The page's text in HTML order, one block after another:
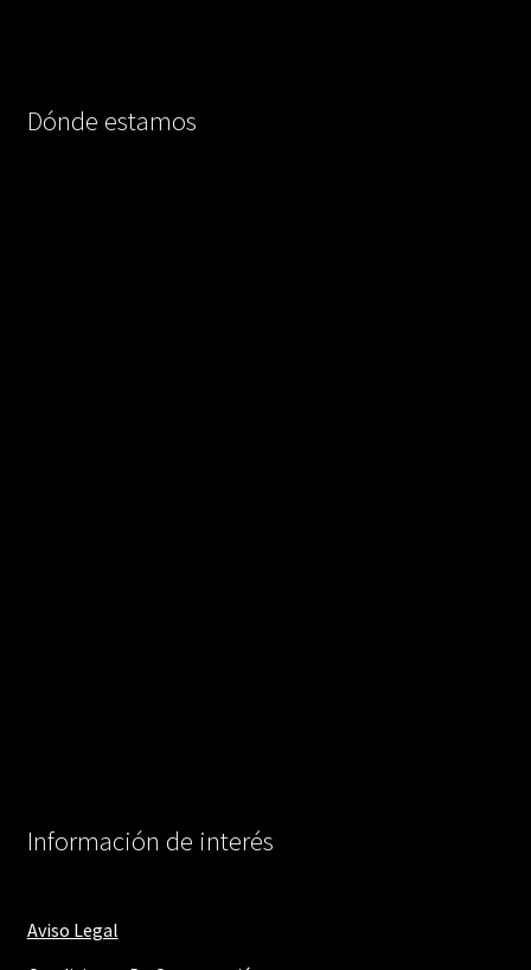
Dónde estamos
Información de interés
Aviso Legal